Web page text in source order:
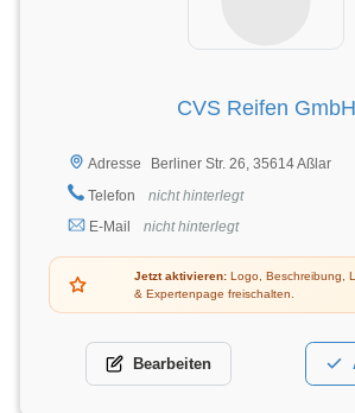
CVS Reifen GmbH
Adresse
Berliner Str. 26, 35614 Aßlar
Telefon
nicht hinterlegt
E-Mail
nicht hinterlegt
Jetzt aktivieren: Logo, Beschreibung,
& Expertenpage freischalten.
Bearbeiten